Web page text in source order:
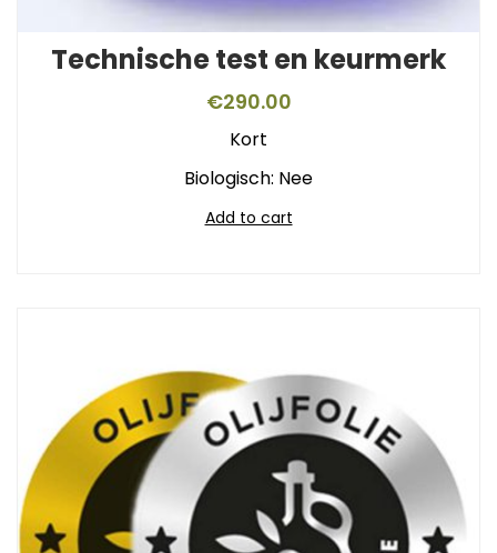
Technische test en keurmerk
€290.00
Kort
Biologisch: Nee
Add to cart